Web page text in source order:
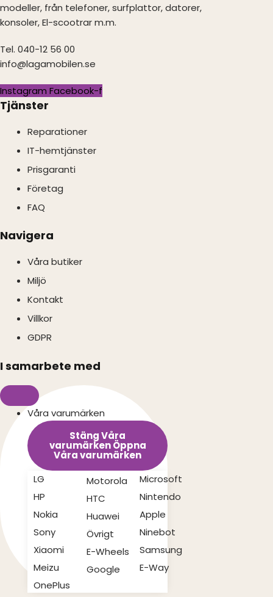
modeller, från telefoner, surfplattor, datorer,
konsoler, El-scootrar m.m.
Tel. 040-12 56 00
info@lagamobilen.se
Instagram Facebook-f
Tjänster
Reparationer
IT-hemtjänster
Prisgaranti
Företag
FAQ
Navigera
Våra butiker
Miljö
Kontakt
Villkor
GDPR
I samarbete med
Våra varumärken
Stäng Våra
varumärken Öppna
Våra varumärken
LG
HP
Nokia
Sony
Xiaomi
Meizu
OnePlus
Motorola
HTC
Huawei
Övrigt
E-Wheels
Google
Microsoft
Nintendo
Apple
Ninebot
Samsung
E-Way